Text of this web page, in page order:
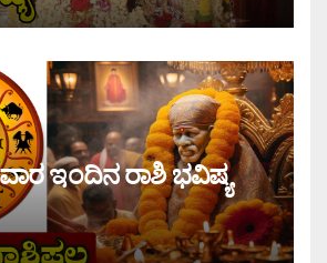
ಇಂದಿನ ರಾಶಿ ಭವಿಷ್ಯ